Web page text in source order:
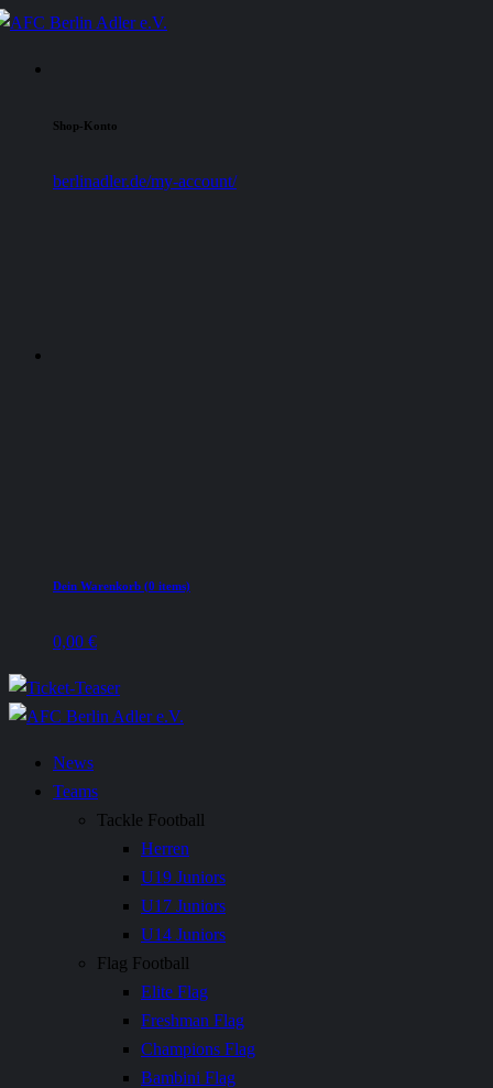
Shop-Konto
berlinadler.de/my-account/
Dein Warenkorb (0 items)
0,00 €
News
Teams
Tackle Football
Herren
U19 Juniors
U17 Juniors
U14 Juniors
Flag Football
Elite Flag
Freshman Flag
Champions Flag
Bambini Flag